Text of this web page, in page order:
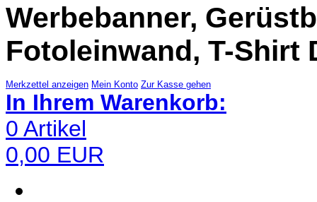
Werbebanner,
Fotoleinwand, T-Shirt
Merkzettel anzeigen Mein Konto Zur Kasse gehen
In Ihrem Warenkorb:
0 Artikel
0,00 EUR